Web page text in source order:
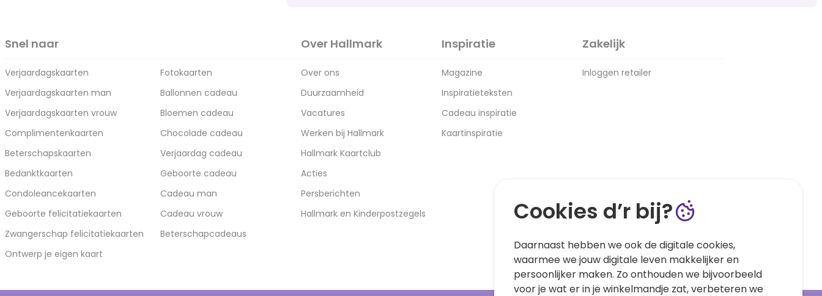
Snel naar
Verjaardagskaarten
Verjaardagskaarten man
Verjaardagskaarten vrouw
Complimentenkaarten
Beterschapskaarten
Bedanktkaarten
Condoleancekaarten
Geboorte felicitatiekaarten
Zwangerschap felicitatiekaarten
Ontwerp je eigen kaart
Fotokaarten
Ballonnen cadeau
Bloemen cadeau
Chocolade cadeau
Verjaardag cadeau
Geboorte cadeau
Cadeau man
Cadeau vrouw
Beterschapcadeaus
Over Hallmark
Over ons
Duurzaamheid
Vacatures
Werken bij Hallmark
Hallmark Kaartclub
Acties
Persberichten
Hallmark en Kinderpostzegels
Inspiratie
Magazine
Inspiratieteksten
Cadeau inspiratie
Kaartinspiratie
Zakelijk
Inloggen retailer
Cookies d’r bij?
Daarnaast hebben we ook de digitale cookies,
waarmee we jouw digitale leven makkelijker en
persoonlijker maken. Zo onthouden we bijvoorbeeld
voor je wat er in je winkelmandje zat, verbeteren we